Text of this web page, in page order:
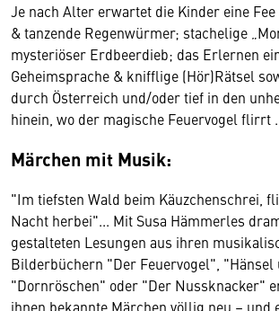
Je nach Alter erwartet die Kinder eine Fee
& tanzende Regenwürmer; stachelige
mysteriöser Erdbeerdieb; das Erlernen
Geheimsprache & knifflige (Hör)Rätsel
durch Österreich und/oder tief in den
hinein, wo der magische Feuervogel flirrt
Märchen mit Musik:
"Im tiefsten Wald beim Käuzchenschrei,
Nacht herbei"... Mit Susa Hämmerles
gestalteten Lesungen aus ihren
Bilderbüchern "Der Feuervogel", "Hänsel
"Dornröschen" oder "Der Nussknacker"
ihnen bekannte Märchen völlig neu – und